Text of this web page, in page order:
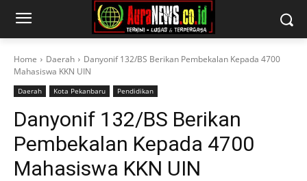
Home Daerah
Danyonif 132/BS Berikan Pembekalan Kepada 4700
Mahasiswa KKN UIN
Daerah Kota Pekanbaru Pendidikan
Danyonif 132/BS Berikan
Pembekalan Kepada 4700
Mahasiswa KKN UIN